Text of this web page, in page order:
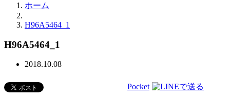
ホーム
H96A5464_1
H96A5464_1
2018.10.08
Pocket